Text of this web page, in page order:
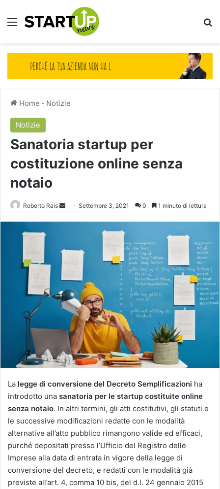
Menu
Home - Notizie
Notizie
Sanatoria startup per
costituzione online senza
notaio
Roberto Rais
Invia Settembre 3, 2021 0 1 minuto di lettura
La legge di conversione del Decreto Semplificazioni ha
introdotto una sanatoria per le startup costituite online
senza notaio. In altri termini, gli atti costitutivi, gli statuti e
le successive modificazioni redatte con le modalità
alternative all’atto pubblico rimangono valide ed efficaci,
purché depositati presso l’Ufficio del Registro delle
Imprese alla data di entrata in vigore della legge di
conversione del decreto, e redatti con le modalità già
previste all’art. 4, comma 10 bis, del d.l. 24 gennaio 2015